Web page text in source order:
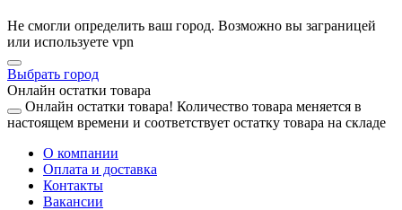
Не смогли определить ваш город. Возможно вы заграницей
или используете vpn
Выбрать город
Онлайн остатки товара
Онлайн остатки товара! Количество товара меняется в
настоящем времени и соответствует остатку товара на складе
О компании
Оплата и доставка
Контакты
Вакансии